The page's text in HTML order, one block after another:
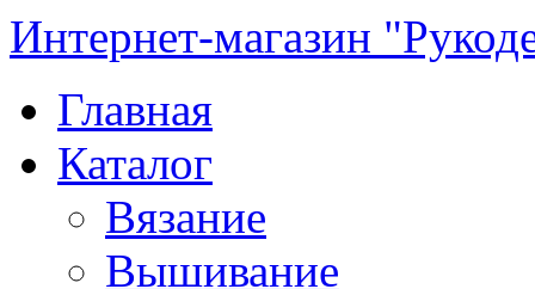
Интернет-магазин
Главная
Каталог
Вязание
Вышивание